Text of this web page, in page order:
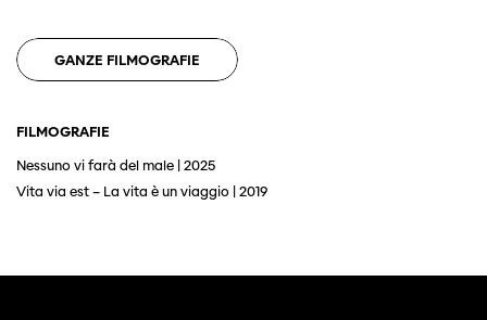
Diese Seite wird mit Internet Explorer
GANZE FILMOGRAFIE
FILMOGRAFIE
Nessuno vi farà del male | 2025
Vita via est – La vita è un viaggio | 2019